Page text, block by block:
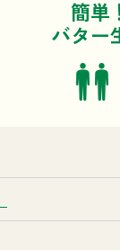
簡単
バター